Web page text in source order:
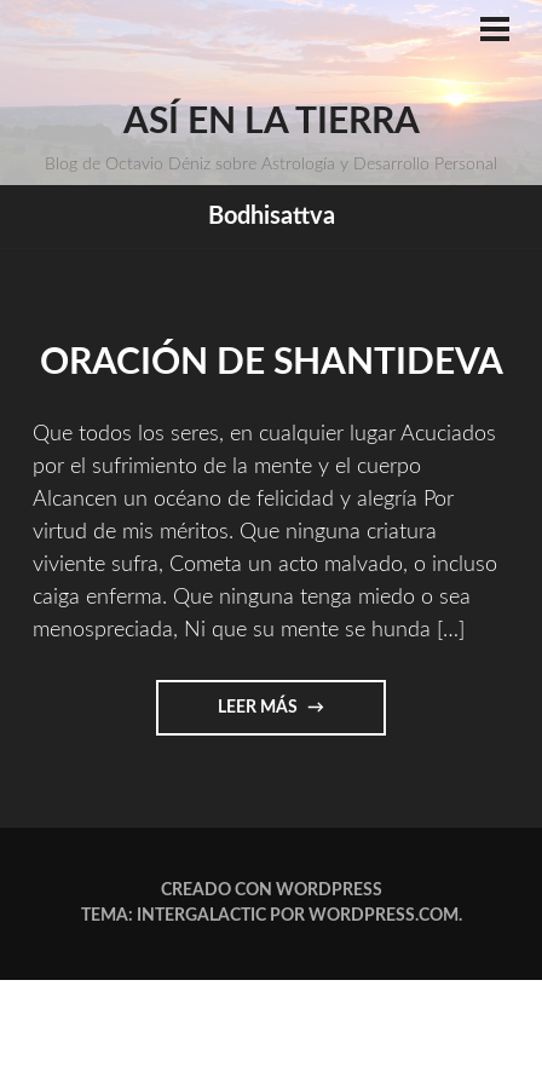
ASÍ EN LA TIERRA
Blog de Octavio Déniz sobre Astrología y Desarrollo Personal
Bodhisattva
ORACIÓN DE SHANTIDEVA
Que todos los seres, en cualquier lugar Acuciados
por el sufrimiento de la mente y el cuerpo
Alcancen un océano de felicidad y alegría Por
virtud de mis méritos. Que ninguna criatura
viviente sufra, Cometa un acto malvado, o incluso
caiga enferma. Que ninguna tenga miedo o sea
menospreciada, Ni que su mente se hunda […]
LEER MÁS "ORACIÓN
DE
CREADO CON WORDPRESS
TEMA: INTERGALACTIC POR WORDPRESS.COM.